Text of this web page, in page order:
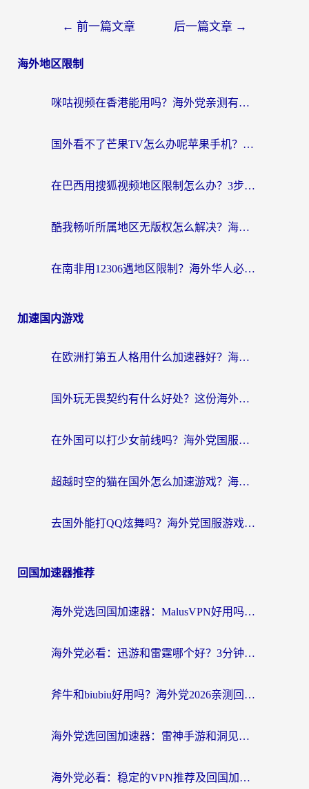
← 前一篇文章 后一篇文章 →
海外地区限制
咪咕视频在香港能用吗？海外党亲测有效的回国加速方案来了
国外看不了芒果TV怎么办呢苹果手机？海外党追剧游戏的全能解决方案
在巴西用搜狐视频地区限制怎么办？3步解决海外看国内剧的烦恼
酷我畅听所属地区无版权怎么解决？海外党必看的回国加速全攻略
在南非用12306遇地区限制？海外华人必看的回国加速全攻略（附B站芒果TV解锁技巧）
加速国内游戏
在欧洲打第五人格用什么加速器好？海外党亲测有效的国服游戏加速方案
国外玩无畏契约有什么好处？这份海外国服游戏加速指南帮你解决90%的卡顿问题
在外国可以打少女前线吗？海外党国服游戏畅玩终极指南（附避坑技巧）
超越时空的猫在国外怎么加速游戏？海外玩家国服畅玩终极指南
去国外能打QQ炫舞吗？海外党国服游戏不卡顿的终极指南
回国加速器推荐
海外党选回国加速器：MalusVPN好用吗？和快帆VPN哪个好？附真实对比与避坑指南
海外党必看：迅游和雷霆哪个好？3分钟教你选对回国加速器，无缝刷国内剧玩手游
斧牛和biubiu好用吗？海外党2026亲测回国加速器指南，附番茄加速器深度体验
海外党选回国加速器：雷神手游和洞见哪个好？附iPhone免费VPN推荐及ChickCNUfunR实测
海外党必看：稳定的VPN推荐及回国加速器选择全攻略——告别地域限制，轻松刷国内资源